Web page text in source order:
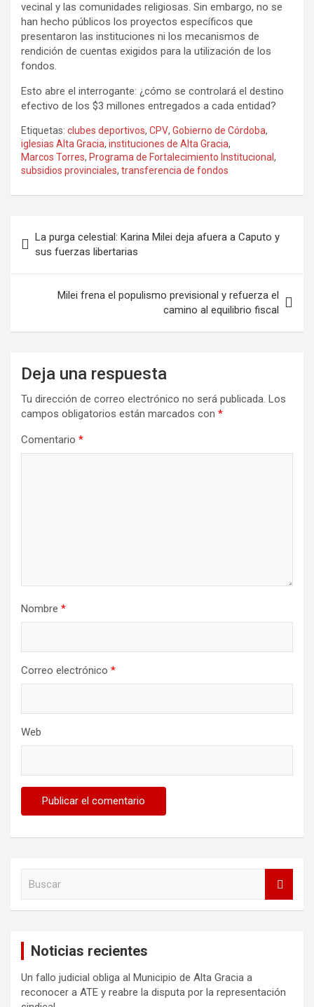
vecinal y las comunidades religiosas. Sin embargo, no se
han hecho públicos los proyectos específicos que
presentaron las instituciones ni los mecanismos de
rendición de cuentas exigidos para la utilización de los
fondos.
Esto abre el interrogante: ¿cómo se controlará el destino
efectivo de los $3 millones entregados a cada entidad?
Etiquetas: clubes deportivos, CPV, Gobierno de Córdoba,
iglesias Alta Gracia, instituciones de Alta Gracia,
Marcos Torres, Programa de Fortalecimiento Institucional,
subsidios provinciales, transferencia de fondos
de
entradas
La purga celestial: Karina Milei deja afuera a Caputo y
sus fuerzas libertarias
Milei frena el populismo previsional y refuerza el
camino al equilibrio fiscal
Deja una respuesta
Tu dirección de correo electrónico no será publicada. Los
campos obligatorios están marcados con *
Comentario *
Nombre *
Correo electrónico *
Web
Noticias recientes
Un fallo judicial obliga al Municipio de Alta Gracia a
reconocer a ATE y reabre la disputa por la representación